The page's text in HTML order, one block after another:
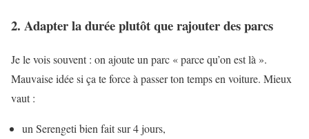
2. Adapter la durée plutôt que rajouter des parcs
Je le vois souvent : on ajoute un parc « parce qu’on est là ».
Mauvaise idée si ça te force à passer ton temps en voiture. Mieux
vaut :
un Serengeti bien fait sur 4 jours,